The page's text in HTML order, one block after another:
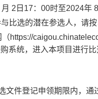
月 2 日 17 ： 00时至2024年 8
比选的潜在参选人，请
（https://
系统，进入本项目进行
文件登记申领期限内，通